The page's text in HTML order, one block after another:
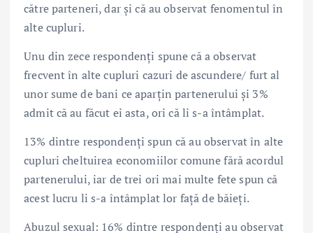
către parteneri, dar și că au observat fenomentul în
alte cupluri.
Unu din zece respondenți spune că a observat
frecvent în alte cupluri cazuri de ascundere/ furt al
unor sume de bani ce aparțin partenerului și 3%
admit că au făcut ei asta, ori că li s-a întâmplat.
13% dintre respondenți spun că au observat în alte
cupluri cheltuirea economiilor comune fără acordul
partenerului, iar de trei ori mai multe fete spun că
acest lucru li s-a întâmplat lor față de băieți.
Abuzul sexual: 16% dintre respondenți au observat